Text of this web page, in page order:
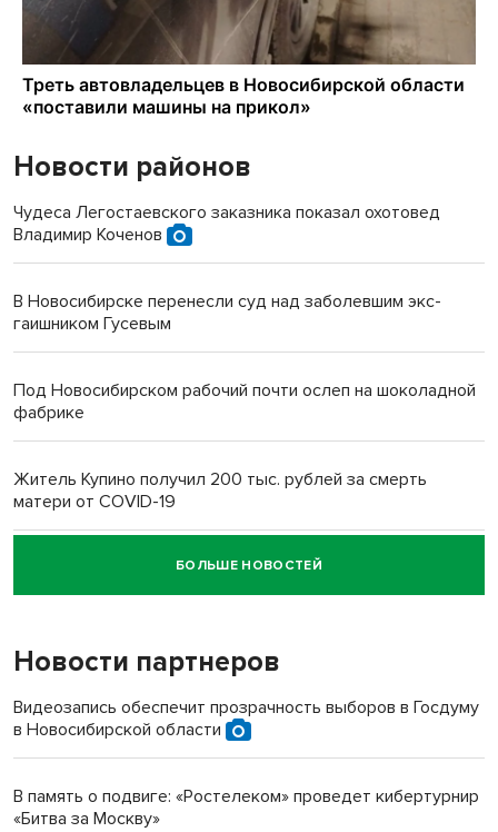
Новости районов
Чудеса Легостаевского заказника показал охотовед
Владимир Коченов
В Новосибирске перенесли суд над заболевшим экс-
гаишником Гусевым
Под Новосибирском рабочий почти ослеп на шоколадной
фабрике
Житель Купино получил 200 тыс. рублей за смерть
матери от COVID-19
Новосибирский суд наказал водителя за смерть
пенсионерки на вокзале
«Мы живём на пастбище!»: в новосибирском селе лошади
терроризируют жителей
Инвалид получил условный срок за избиение врачей
БОЛЬШЕ НОВОСТЕЙ
Новости партнеров
Видеозапись обеспечит прозрачность выборов в Госдуму
в Новосибирской области
В память о подвиге: «Ростелеком» проведет кибертурнир
«Битва за Москву»